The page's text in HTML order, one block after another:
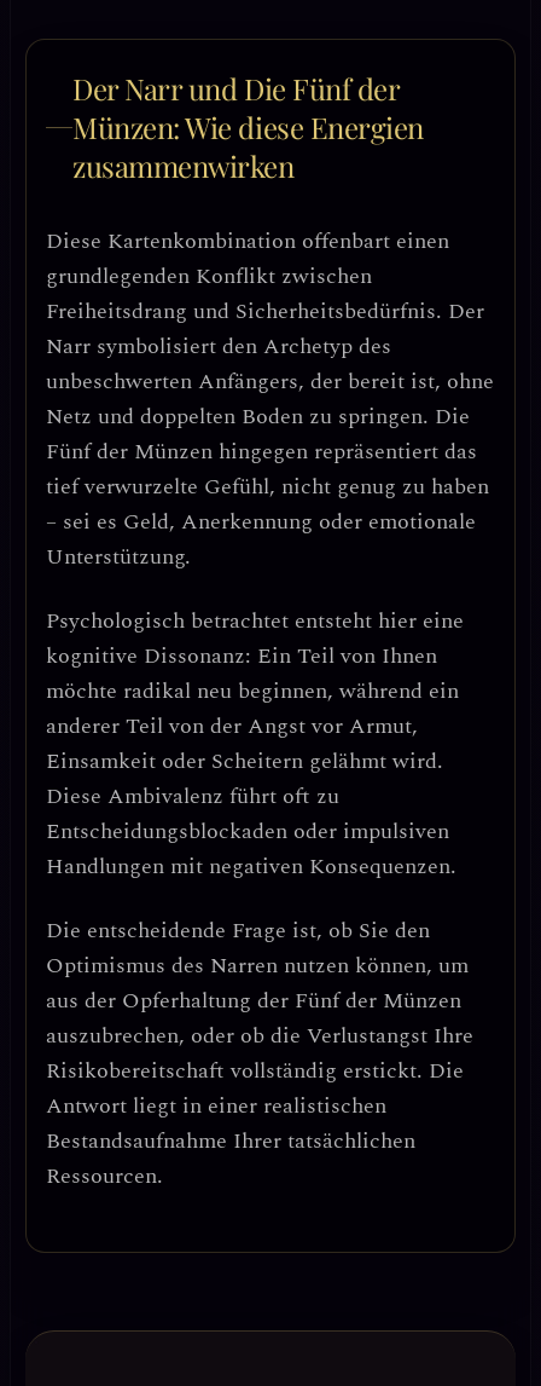
Der Narr und Die Fünf der
Münzen: Wie diese Energien
zusammenwirken
Diese Kartenkombination offenbart einen
grundlegenden Konflikt zwischen
Freiheitsdrang und Sicherheitsbedürfnis. Der
Narr symbolisiert den Archetyp des
unbeschwerten Anfängers, der bereit ist, ohne
Netz und doppelten Boden zu springen. Die
Fünf der Münzen hingegen repräsentiert das
tief verwurzelte Gefühl, nicht genug zu haben
– sei es Geld, Anerkennung oder emotionale
Unterstützung.
Psychologisch betrachtet entsteht hier eine
kognitive Dissonanz: Ein Teil von Ihnen
möchte radikal neu beginnen, während ein
anderer Teil von der Angst vor Armut,
Einsamkeit oder Scheitern gelähmt wird.
Diese Ambivalenz führt oft zu
Entscheidungsblockaden oder impulsiven
Handlungen mit negativen Konsequenzen.
Die entscheidende Frage ist, ob Sie den
Optimismus des Narren nutzen können, um
aus der Opferhaltung der Fünf der Münzen
auszubrechen, oder ob die Verlustangst Ihre
Risikobereitschaft vollständig erstickt. Die
Antwort liegt in einer realistischen
Bestandsaufnahme Ihrer tatsächlichen
Ressourcen.